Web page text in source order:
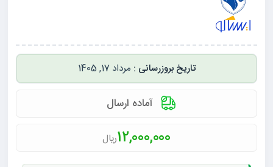
مرداد 17, 1405
آماده ارسال
12,000,000ریال